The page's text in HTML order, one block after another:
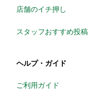
店舗のイチ押し
スタッフおすすめ投稿
ヘルプ・ガイド
ご利用ガイド